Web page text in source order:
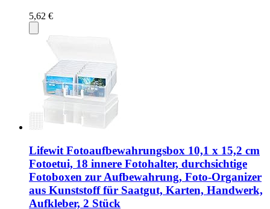
5,62 €
Lifewit Fotoaufbewahrungsbox 10,1 x 15,2 cm
Fotoetui, 18 innere Fotohalter, durchsichtige
Fotoboxen zur Aufbewahrung, Foto-Organizer
aus Kunststoff für Saatgut, Karten, Handwerk,
Aufkleber, 2 Stück